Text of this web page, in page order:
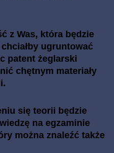
z Was, która będzie
ugruntować
patent żeglarski
chętnym materiały
się teorii będzie
na egzaminie
można znaleźć także